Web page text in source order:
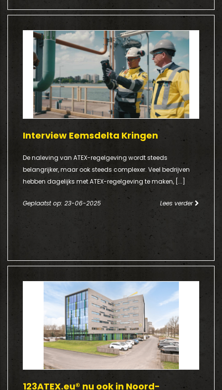
Interview Eemsdelta Kringen
De naleving van ATEX-regelgeving wordt steeds
belangrijker, maar ook steeds complexer. Veel bedrijven
hebben dagelijks met ATEX-regelgeving te maken, [...]
Geplaatst op: 23-06-2025 Lees verder
123ATEX.eu® nu ook in Noord-